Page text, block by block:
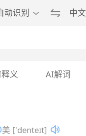
动识别 中文
义 AI解词
美 ['denteɪt]